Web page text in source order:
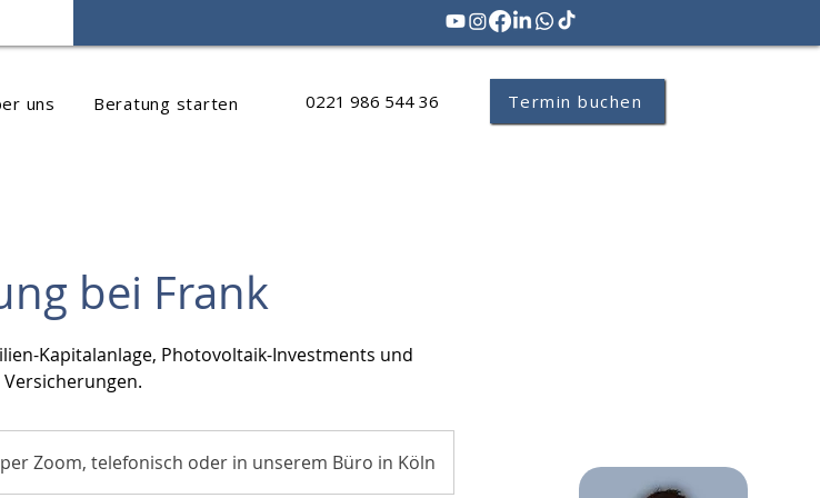
uns Beratung starten 0221 986 544 36 Termin buchen
bei Frank
Kapitalanlage, Photovoltaik-Investments und
Versicherungen.
Zoom, telefonisch oder in unserem Büro in Köln